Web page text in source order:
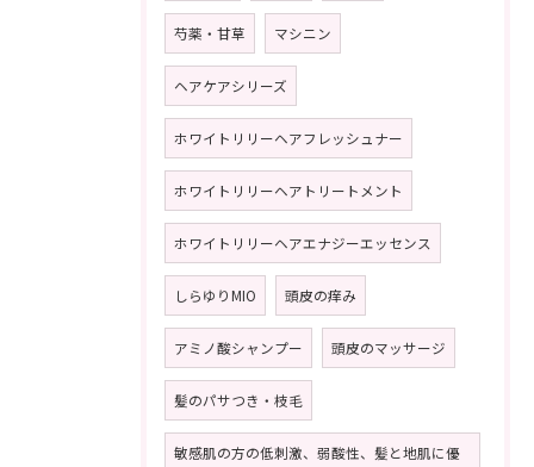
芍薬・甘草 マシニン
ヘアケアシリーズ
ホワイトリリーヘアフレッシュナー
ホワイトリリーヘアトリートメント
ホワイトリリーヘアエナジーエッセンス
しらゆりMIO 頭皮の痒み
アミノ酸シャンプー 頭皮のマッサージ
髪のパサつき・枝毛
敏感肌の方の低刺激、弱酸性、髪と地肌に優